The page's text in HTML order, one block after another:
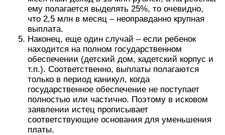
ему полагается выделять 25%, то очевидно,
что 2,5 млн в месяц – неоправданно крупная
выплата.
Наконец, еще один случай – если ребенок
находится на полном государственном
обеспечении (детский дом, кадетский корпус и
т.п.). Соответственно, выплаты полагаются
только в период каникул, когда
государственное обеспечение не поступает
полностью или частично. Поэтому в исковом
заявлении истец прописывает
соответствующие основания для уменьшения
платы.